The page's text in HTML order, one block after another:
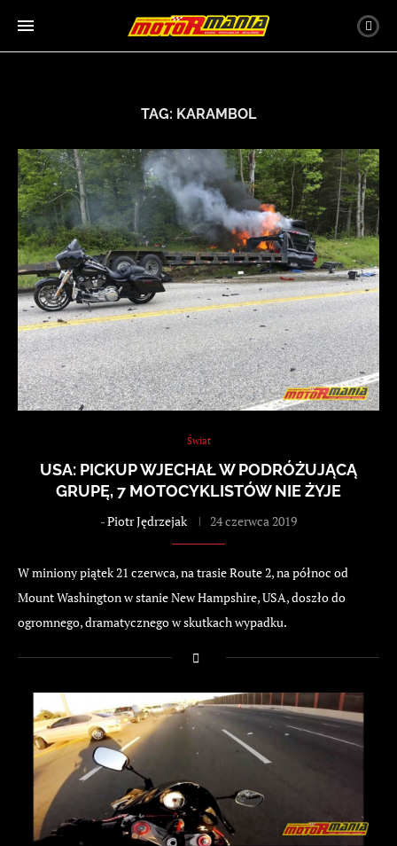
TAG: KARAMBOL
Świat
USA: PICKUP WJECHAŁ W PODRÓŻUJĄCĄ
GRUPĘ, 7 MOTOCYKLISTÓW NIE ŻYJE
-Piotr Jędrzejak 24 czerwca 2019
W miniony piątek 21 czerwca, na trasie Route 2, na północ od
Mount Washington w stanie New Hampshire, USA, doszło do
ogromnego, dramatycznego w skutkach wypadku.